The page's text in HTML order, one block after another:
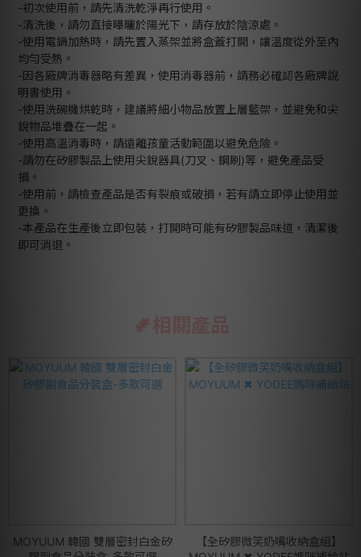
-初次使用前，請先清洗乾淨再行使用。
-清洗後，請勿直接曝曬於陽光下，請存放於陰涼處。
-使用電鍋加熱時，請先置入蒸架並將盒蓋打開，讓溫度從外至內
均勻受熱。
-因各廠牌消毒器略有差異，使用消毒器前，請務必確認各廠牌說
明書使用。
-使用洗碗機烘乾時，建議將細小物品放置上層籃架，並避免和尖
銳物品堆疊在一起。
-使用高溫消毒時，請遠離孩童活動範圍以避免危險。
-請勿在矽膠製品上使用尖銳器具(刀叉、鋼刷)等，避免產品受
損。
-使用前，請檢查產品是否有裂痕或破損，若有請立即停止使用並
更換。
-本產品在生產後立即包裝，打開時可能有矽膠製品味道，清潔後
即可消退。
相關產品
MOYUUM 韓國 雙層密封白金矽
【全矽膠微笑奶嘴收納盒組】